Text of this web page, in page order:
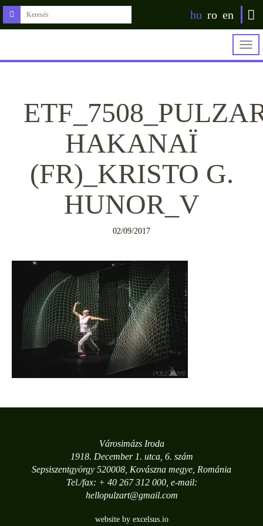
hu ro en
HAKANAÏ
(FR)_KRISTO G.
HUNOR_V
02/09/2017
Városimázs Iroda
1918. December 1. utca, 6. szám
Sepsiszentgyörgy 520008, Kovászna megye, Románia
Tel./fax: + 40 267 312 000, e-mail:
hellopulzart@gmail.com
website by excelsus.io